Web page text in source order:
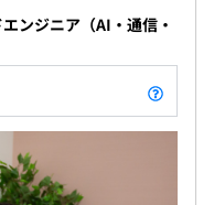
ンジニア（AI・通信・